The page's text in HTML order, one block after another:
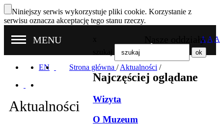
Niniejszy serwis wykorzystuje pliki cookie. Korzystanie z
serwisu oznacza akceptację tego stanu rzeczy.
Nasze oddziały
MENU
Najczęściej oglądane
Wizyta
O Muzeum
A A A
EN Strona główna / Aktualności /
Aktualności